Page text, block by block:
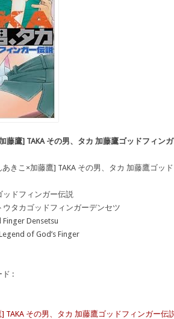
藤鷹] TAKA その男、タカ 加藤鷹ゴッドフィン
きこ×加藤鷹] TAKA その男、タカ 加藤鷹ゴッ
ドフィンガー伝説
タカゴッドフィンガーデンセツ
Densetsu
of God’s Finger
ド :
TAKA その男、タカ 加藤鷹ゴッドフィンガー伝